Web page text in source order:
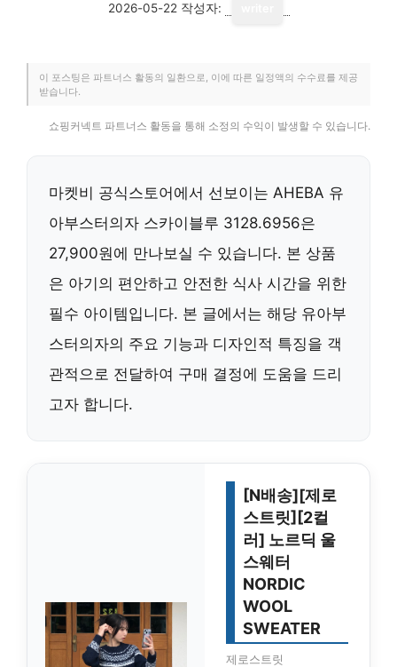
2026-05-22 작성자:
이 포스팅은 파트너스 활동의 일환으로, 이에 따른 일정액의 수수료를 제공
받습니다.
쇼핑커넥트 파트너스 활동을 통해 소정의 수익이 발생할 수 있습니다.
마켓비 공식스토어에서 선보이는 AHEBA 유
아부스터의자 스카이블루 3128.6956은
27,900원에 만나보실 수 있습니다. 본 상품
은 아기의 편안하고 안전한 식사 시간을 위한
필수 아이템입니다. 본 글에서는 해당 유아부
스터의자의 주요 기능과 디자인적 특징을 객
관적으로 전달하여 구매 결정에 도움을 드리
고자 합니다.
[N배송][제로
스트릿][2컬
러] 노르딕 울
스웨터
NORDIC
WOOL
SWEATER
제로스트릿